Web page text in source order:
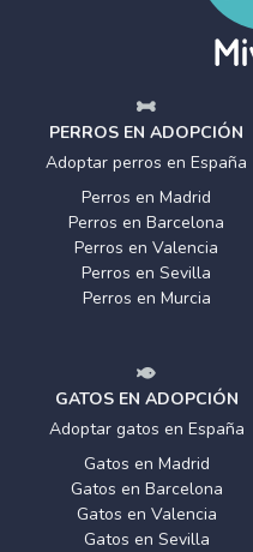
PERROS EN ADOPCIÓN
Adoptar perros en España
Perros en Madrid
Perros en Barcelona
Perros en Valencia
Perros en Sevilla
Perros en Murcia
GATOS EN ADOPCIÓN
Adoptar gatos en España
Gatos en Madrid
Gatos en Barcelona
Gatos en Valencia
Gatos en Sevilla